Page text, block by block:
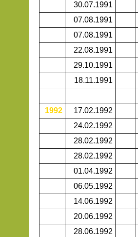
30.07.1991
07.08.1991
07.08.1991
22.08.1991
29.10.1991
18.11.1991
1992 17.02.1992
24.02.1992
28.02.1992
28.02.1992
01.04.1992
06.05.1992
14.06.1992
20.06.1992
28.06.1992